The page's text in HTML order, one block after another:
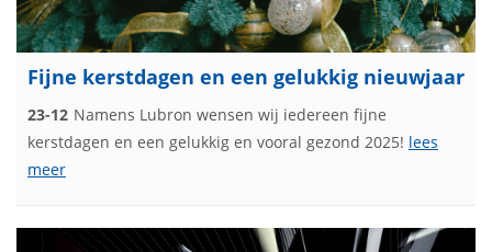
Fijne kerstdagen en een gelukkig nieuwjaar
23-12 Namens Lubron wensen wij iedereen fijne
kerstdagen en een gelukkig en vooral gezond 2025! lees
meer